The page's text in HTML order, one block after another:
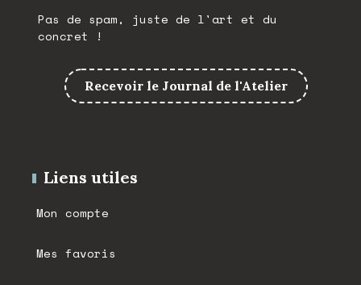
Pas de spam, juste de l'art et du
concret !
Recevoir le Journal de l'Atelier
Liens utiles
Mon compte
Mes favoris